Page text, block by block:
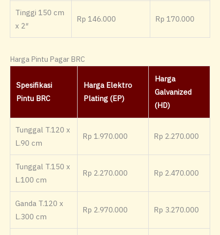
Tinggi 150 cm
x 2″
Rp 146.000 Rp 170.000
Harga Pintu Pagar BRC
Spesifikasi
Pintu BRC
Harga Elektro
Plating (EP)
Harga
Galvanized
(HD)
Tunggal T.120 x
L.90 cm
Rp 1.970.000 Rp 2.270.000
Tunggal T.150 x
L.100 cm
Rp 2.270.000 Rp 2.470.000
Ganda T.120 x
L.300 cm
Rp 2.970.000 Rp 3.270.000